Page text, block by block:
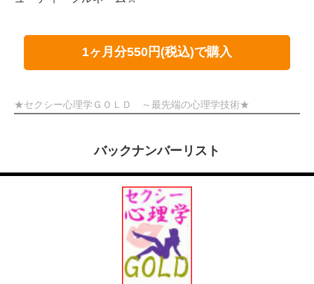
1ヶ月分550円(税込)で購入
★セクシー心理学ＧＯＬＤ ～最先端の心理学技術★
バックナンバーリスト